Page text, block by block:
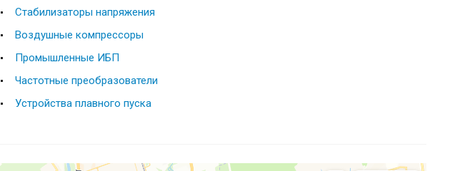
Стабилизаторы напряжения
Воздушные компрессоры
Промышленные ИБП
Частотные преобразователи
Устройства плавного пуска